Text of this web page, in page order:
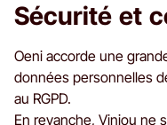
Sécurité et
Oeni accorde une
données personnelles
au RGPD.
En revanche, Viniou ne